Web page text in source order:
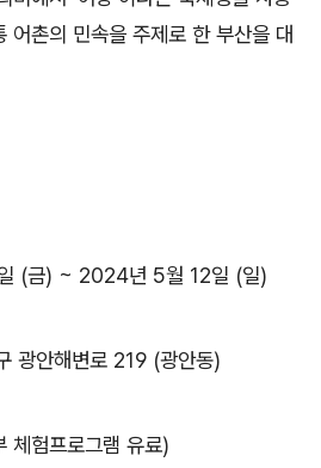
어촌의 민속을 주제로 한 부산을 대
(금) ~ 2024년 5월 12일 (일)
광안해변로 219 (광안동)
체험프로그램 유료)